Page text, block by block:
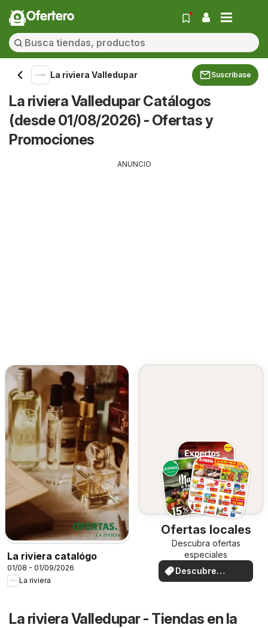
Ofertero
La riviera Valledupar Suscríbase
La riviera Valledupar Catálogos
(desde 01/08/2026) - Ofertas y
Promociones
ANUNCIO
La riviera catalógo
01/08 - 01/09/2026
La riviera
Ofertas locales
Descubra ofertas
especiales
Descubre
ofertas
La riviera Valledupar - Tiendas en la